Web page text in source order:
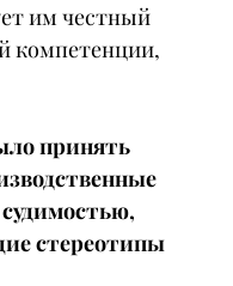
им честный
компетенции,
принять
стереотипы